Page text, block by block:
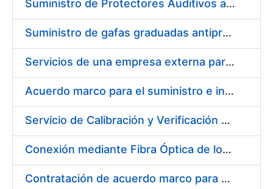
Suministro de Protectores Auditivos a medida para las personas trabajadoras de los Centros de Trabajo de Madrid y Burgos
Suministro de gafas graduadas antiproyecciones para los trabajadores de la FNMT-RCM en los centros de trabajo de Madrid y Burgos
Servicios de una empresa externa para el asesoramiento y resolución de los recursos de alzada que se presentan relacionados con procesos de selección para la FNMT-RCM
Acuerdo marco para el suministro e instalación de persianas, estores y otros complementos
Servicio de Calibración y Verificación Externa de los Equipos de Medición del Servicio de Prevención de la FNMT-RCM
Conexión mediante Fibra Óptica de los Centros de Proceso de Datos (CPDs) de las sedes de la FNMT-RCM de Burgos y Madrid
Contratación de acuerdo marco para el Suministro de Material de Electricidad para la Fábrica Nacional de Moneda y Timbre-Real Casa de la Moneda en su centro de trabajo de Burgos